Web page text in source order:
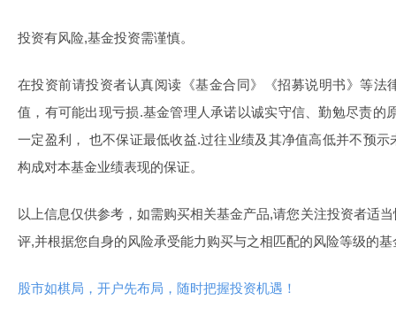
投资有风险,基金投资需谨慎。
在投资前请投资者认真阅读《基金合同》《招募说明书》等法
值，有可能出现亏损.基金管理人承诺以诚实守信、勤勉尽责的
一定盈利， 也不保证最低收益.过往业绩及其净值高低并不预
构成对本基金业绩表现的保证。
以上信息仅供参考，如需购买相关基金产品,请您关注投资者适
评,并根据您自身的风险承受能力购买与之相匹配的风险等级的基
股市如棋局，开户先布局，随时把握投资机遇！